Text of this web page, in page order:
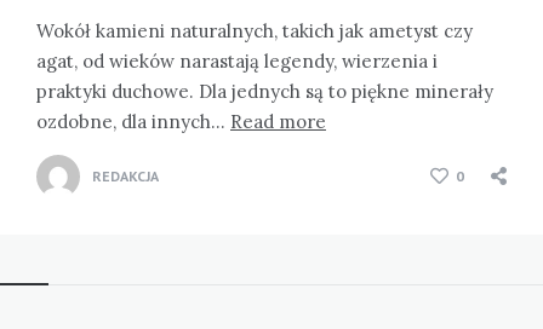
Wokół kamieni naturalnych, takich jak ametyst czy
agat, od wieków narastają legendy, wierzenia i
praktyki duchowe. Dla jednych są to piękne minerały
ozdobne, dla innych… Read more
REDAKCJA 0